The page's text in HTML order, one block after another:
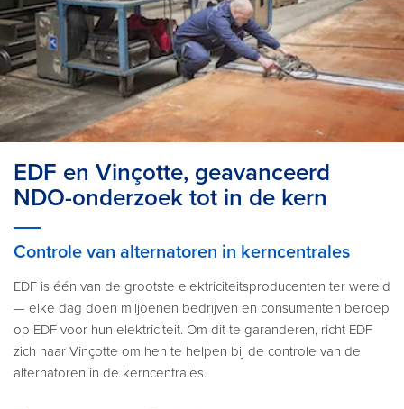
EDF en Vinçotte, geavanceerd
NDO-onderzoek tot in de kern
Controle van alternatoren in kerncentrales
EDF is één van de grootste elektriciteitsproducenten ter wereld
— elke dag doen miljoenen bedrijven en consumenten beroep
op EDF voor hun elektriciteit. Om dit te garanderen, richt EDF
zich naar Vinçotte om hen te helpen bij de controle van de
alternatoren in de kerncentrales.